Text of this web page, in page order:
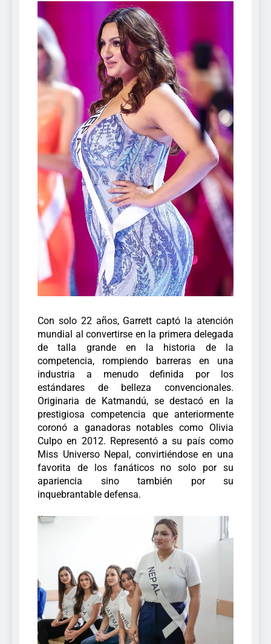
Con solo 22 años, Garrett captó la atención
mundial al convertirse en la primera delegada
de talla grande en la historia de la
competencia, rompiendo barreras en una
industria a menudo definida por los
estándares de belleza convencionales.
Originaria de Katmandú, se destacó en la
prestigiosa competencia que anteriormente
coronó a ganadoras notables como Olivia
Culpo en 2012. Representó a su país como
Miss Universo Nepal, convirtiéndose en una
favorita de los fanáticos no solo por su
apariencia sino también por su
inquebrantable defensa.